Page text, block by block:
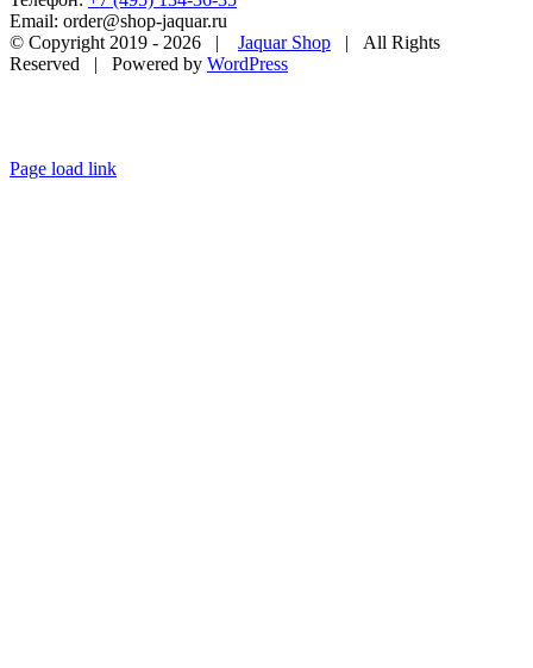
Email: order@shop-jaquar.ru
© Copyright 2019 - 2026 | Jaquar Shop | All Rights
Reserved | Powered by WordPress
Page load link